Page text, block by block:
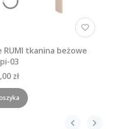
RUMI tkanina beżowe
03
zł